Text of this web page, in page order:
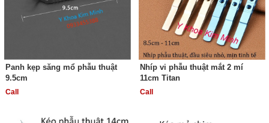
Panh kẹp săng mổ phẫu thuật
9.5cm
Call
Nhíp vi phẫu thuật mắt 2 mí
11cm Titan
Call